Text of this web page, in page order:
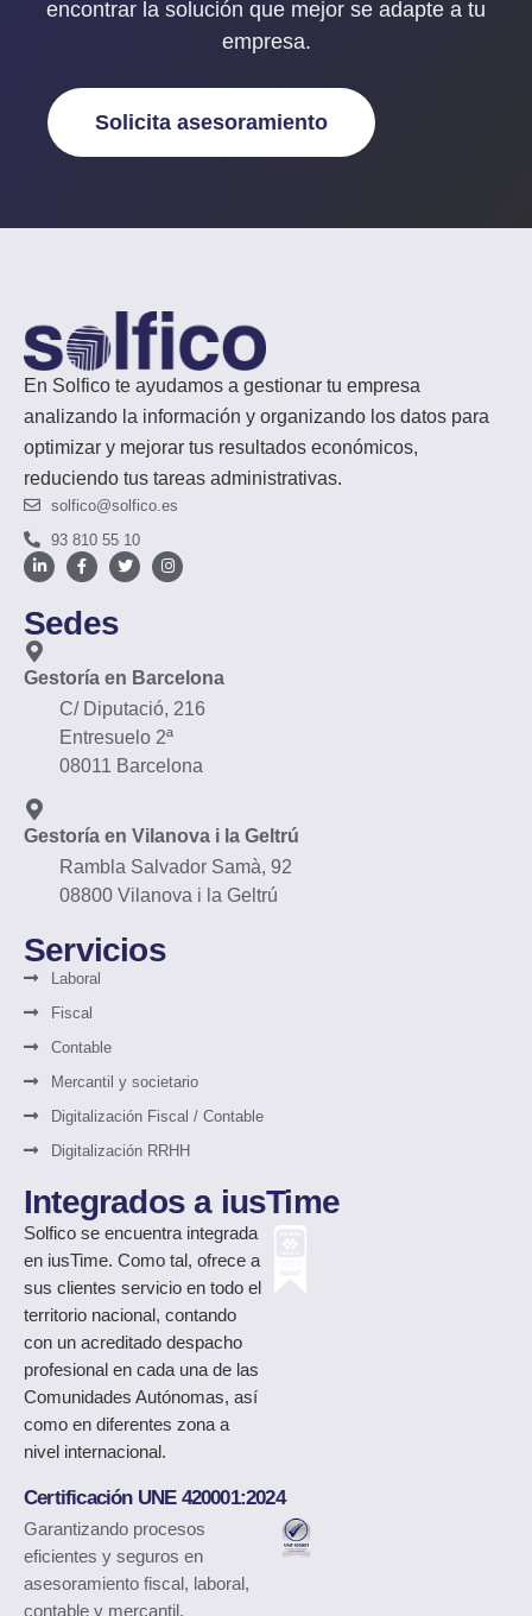
encontrar la solución que mejor se adapte a tu
empresa.
Solicita asesoramiento
En Solfico te ayudamos a gestionar tu empresa
analizando la información y organizando los datos para
optimizar y mejorar tus resultados económicos,
reduciendo tus tareas administrativas.
solfico@solfico.es
93 810 55 10
Sedes
Gestoría en Barcelona
C/ Diputació, 216
Entresuelo 2ª
08011 Barcelona
Gestoría en Vilanova i la Geltrú
Rambla Salvador Samà, 92
08800 Vilanova i la Geltrú
Servicios
Laboral
Fiscal
Contable
Mercantil y societario
Digitalización Fiscal / Contable
Digitalización RRHH
Integrados a iusTime
Solfico se encuentra integrada
en iusTime. Como tal, ofrece a
sus clientes servicio en todo el
territorio nacional, contando
con un acreditado despacho
profesional en cada una de las
Comunidades Autónomas, así
como en diferentes zona a
nivel internacional.
Certificación UNE 420001:2024
Garantizando procesos
eficientes y seguros en
asesoramiento fiscal, laboral,
contable y mercantil.